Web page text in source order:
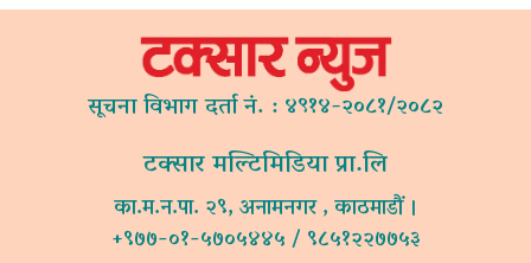
सूचना विभाग दर्ता नं. : ४९१४-२०८१/२०८२
टक्सार मल्टिमिडिया प्रा.लि
का.म.न.पा. २९, अनामनगर , काठमाडौं ।
+९७७-०१-५७०५४४५ / ९८५१२२७७५३